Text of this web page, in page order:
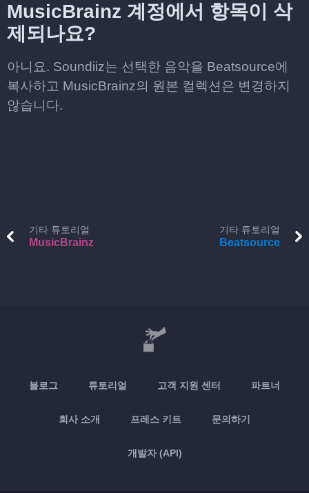
MusicBrainz 계정에서 항목이 삭
제되나요?
아니요. Soundiiz는 선택한 음악을 Beatsource에
복사하고 MusicBrainz의 원본 컬렉션은 변경하지
않습니다.
기타 튜토리얼
MusicBrainz
기타 튜토리얼
Beatsource
블로그 튜토리얼 고객 지원 센터 파트너
회사 소개 프레스 키트 문의하기
개발자 (API)